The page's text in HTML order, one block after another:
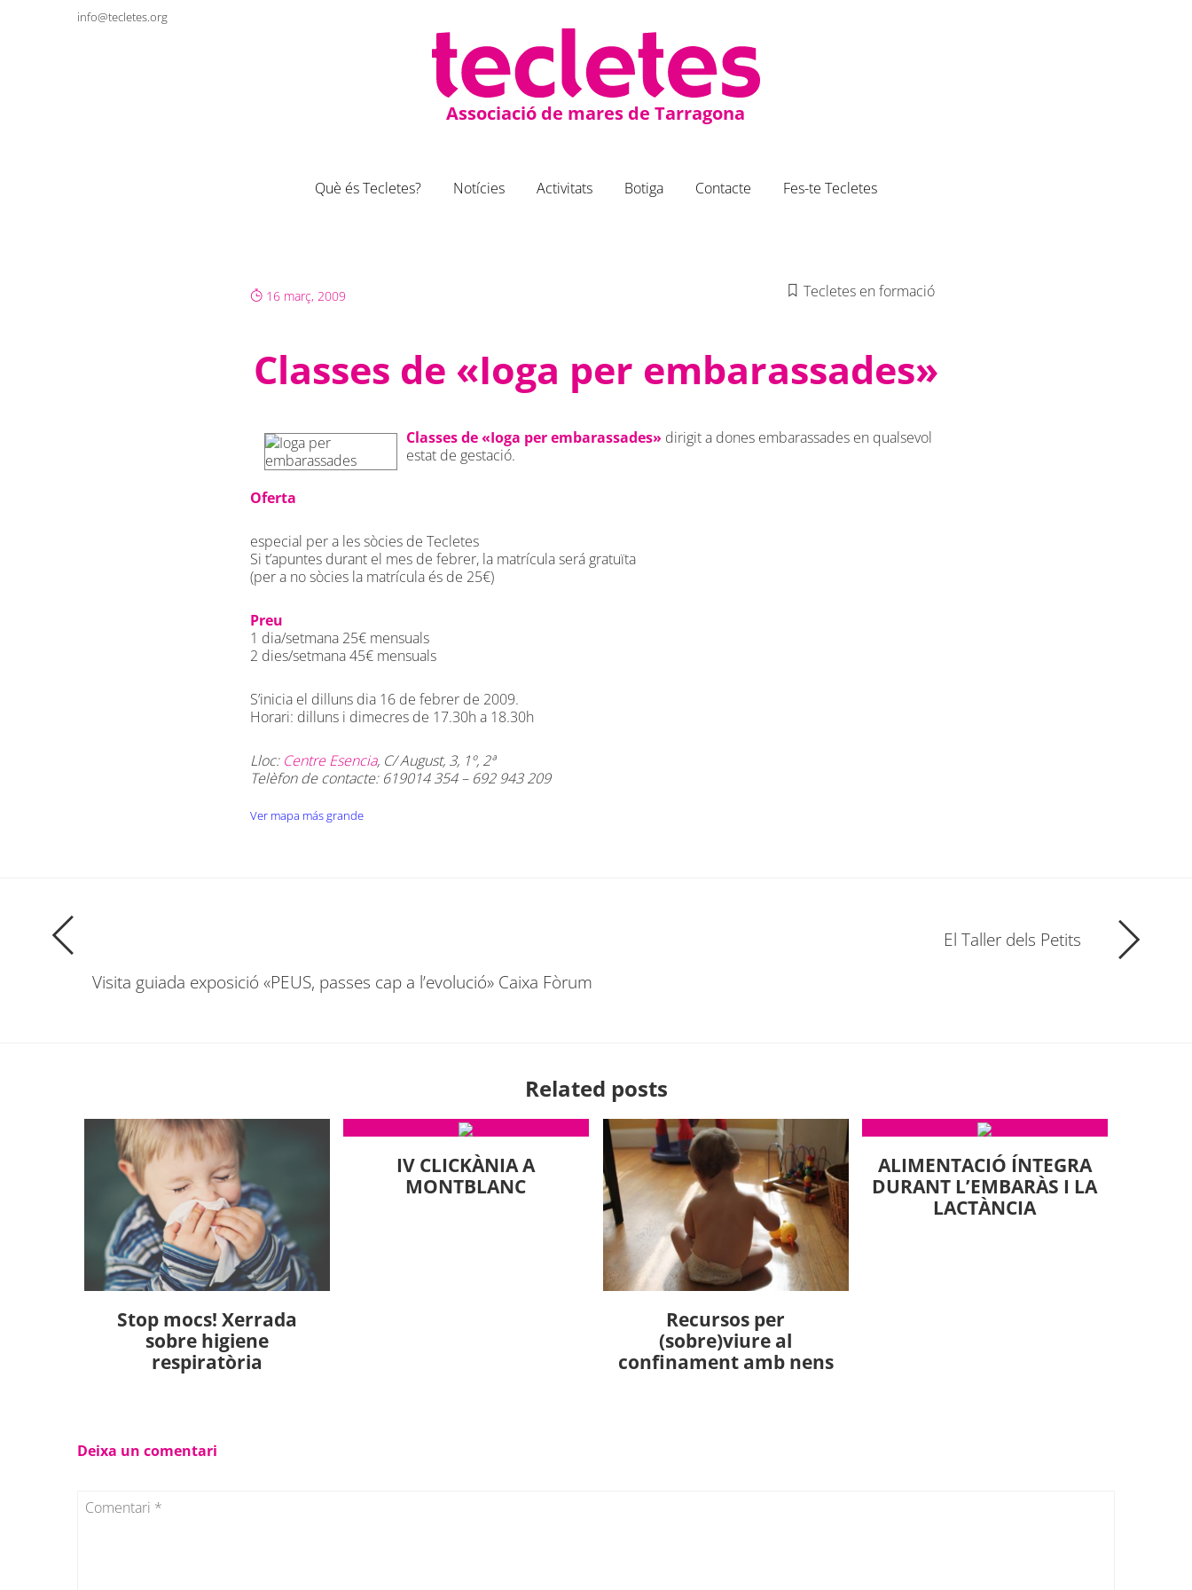
info@tecletes.org
Associació de mares de Tarragona
Què és Tecletes? Notícies Activitats Botiga Contacte Fes-te Tecletes
16 març, 2009 Tecletes en formació
Classes de «Ioga per embarassades»
Classes de «Ioga per embarassades» dirigit a dones embarassades en qualsevol
estat de gestació.
Oferta
especial per a les sòcies de Tecletes
Si t’apuntes durant el mes de febrer, la matrícula será gratuïta
(per a no sòcies la matrícula és de 25€)
Preu
1 dia/setmana 25€ mensuals
2 dies/setmana 45€ mensuals
S’inicia el dilluns dia 16 de febrer de 2009.
Horari: dilluns i dimecres de 17.30h a 18.30h
Lloc: Centre Esencia, C/ August, 3, 1º, 2ª
Telèfon de contacte: 619014 354 – 692 943 209
Ver mapa más grande
Visita guiada exposició «PEUS, passes cap a l’evolució» Caixa Fòrum
El Taller dels Petits
Related posts
Stop mocs! Xerrada
sobre higiene
respiratòria
IV CLICKÀNIA A
MONTBLANC
Recursos per
(sobre)viure al
confinament amb nens
ALIMENTACIÓ ÍNTEGRA
DURANT L’EMBARÀS I LA
LACTÀNCIA
Deixa un comentari